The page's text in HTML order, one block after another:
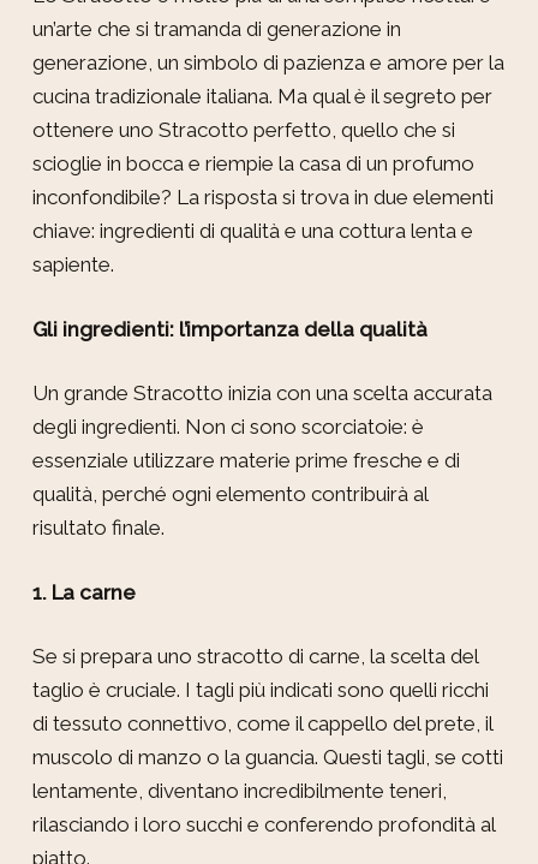
un’arte che si tramanda di generazione in
generazione, un simbolo di pazienza e amore per la
cucina tradizionale italiana. Ma qual è il segreto per
ottenere uno Stracotto perfetto, quello che si
scioglie in bocca e riempie la casa di un profumo
inconfondibile? La risposta si trova in due elementi
chiave: ingredienti di qualità e una cottura lenta e
sapiente.
Gli ingredienti: l’importanza della qualità
Un grande Stracotto inizia con una scelta accurata
degli ingredienti. Non ci sono scorciatoie: è
essenziale utilizzare materie prime fresche e di
qualità, perché ogni elemento contribuirà al
risultato finale.
1. La carne
Se si prepara uno stracotto di carne, la scelta del
taglio è cruciale. I tagli più indicati sono quelli ricchi
di tessuto connettivo, come il cappello del prete, il
muscolo di manzo o la guancia. Questi tagli, se cotti
lentamente, diventano incredibilmente teneri,
rilasciando i loro succhi e conferendo profondità al
piatto.